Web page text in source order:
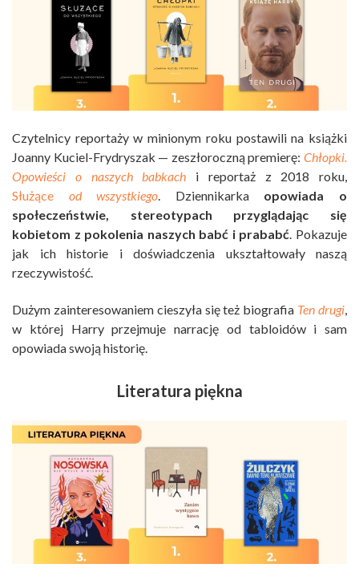
Czytelnicy reportaży w minionym roku postawili na książki
Joanny Kuciel-Frydryszak — zeszłoroczną premierę: Chłopki.
Opowieści o naszych babkach
i reportaż z 2018 roku,
Służące od wszystkiego . Dziennikarka opowiada o
społeczeństwie, stereotypach przyglądając się
kobietom z pokolenia naszych babć i prababć . Pokazuje
jak ich historie i doświadczenia ukształtowały naszą
rzeczywistość.
Dużym zainteresowaniem cieszyła się też biografia Ten drugi
w której Harry przejmuje narrację od tabloidów i sam
opowiada swoją historię.
Literatura piękna